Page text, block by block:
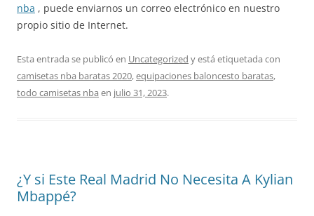
nba , puede enviarnos un correo electrónico en nuestro
propio sitio de Internet.
Esta entrada se publicó en Uncategorized y está etiquetada con
camisetas nba baratas 2020,equipaciones baloncesto baratas,
todo camisetas nba en julio 31, 2023.
¿Y si Este Real Madrid No Necesita A Kylian
Mbappé?